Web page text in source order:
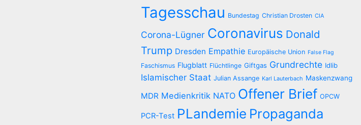
Tagesschau Bundestag Christian Drosten CIA
Corona-Lügner Coronavirus Donald
Trump Dresden Empathie Europäische Union False Flag
Faschismus Flugblatt Flüchtlinge Giftgas Grundrechte Idlib
Islamischer Staat Julian Assange Karl Lauterbach Maskenzwang
MDR Medienkritik NATO Offener Brief OPCW
PCR-Test PLandemie Propaganda